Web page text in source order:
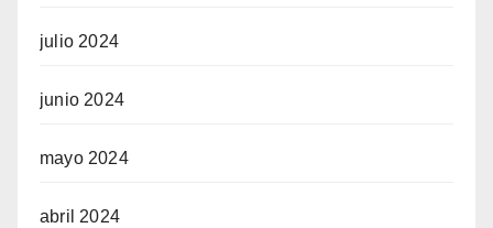
julio 2024
junio 2024
mayo 2024
abril 2024